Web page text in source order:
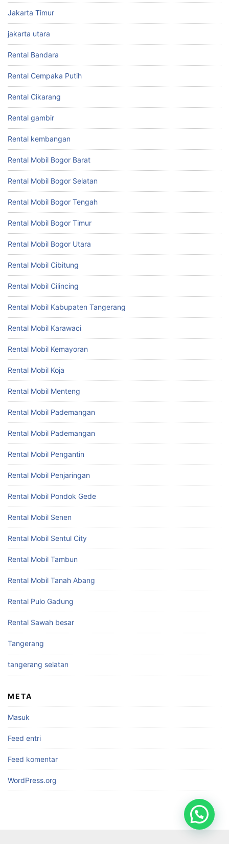
Jakarta Timur
jakarta utara
Rental Bandara
Rental Cempaka Putih
Rental Cikarang
Rental gambir
Rental kembangan
Rental Mobil Bogor Barat
Rental Mobil Bogor Selatan
Rental Mobil Bogor Tengah
Rental Mobil Bogor Timur
Rental Mobil Bogor Utara
Rental Mobil Cibitung
Rental Mobil Cilincing
Rental Mobil Kabupaten Tangerang
Rental Mobil Karawaci
Rental Mobil Kemayoran
Rental Mobil Koja
Rental Mobil Menteng
Rental Mobil Pademangan
Rental Mobil Pademangan
Rental Mobil Pengantin
Rental Mobil Penjaringan
Rental Mobil Pondok Gede
Rental Mobil Senen
Rental Mobil Sentul City
Rental Mobil Tambun
Rental Mobil Tanah Abang
Rental Pulo Gadung
Rental Sawah besar
Tangerang
tangerang selatan
META
Masuk
Feed entri
Feed komentar
WordPress.org